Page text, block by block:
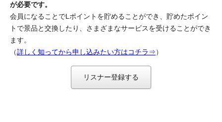
が必要です。
会員になることでLポイントを貯めることができ、貯めたポイン
トで景品と交換したり、さまざまなサービスを受けることができ
ます。
（詳しく知ってから申し込みたい方はコチラ⇒）
リスナー登録する